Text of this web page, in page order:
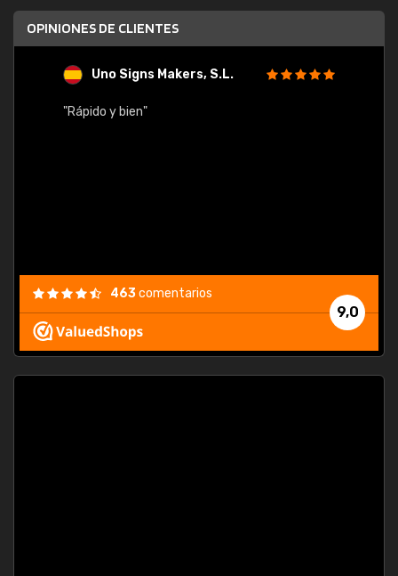
OPINIONES DE CLIENTES
Uno Signs Makers, S.L.
"Rápido y bien"
9,0
463comentarios